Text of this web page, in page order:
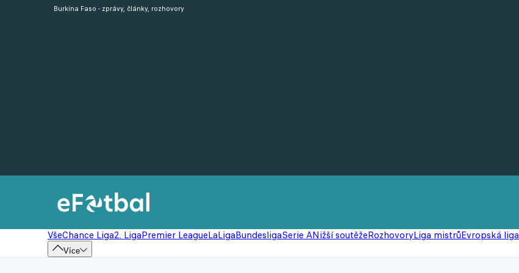
VšeChance Liga2. LigaPremier LeagueLaLigaBundesligaSerie ANižší soutěžeRozhovoryLiga mistrůEvropská liga
Více
Burkina Faso - zprávy, články, rozhovory